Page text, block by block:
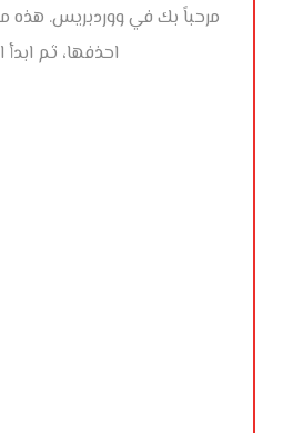
مرحباً بك في ووردبريس. هذه
احذفها، ثم ابدأ